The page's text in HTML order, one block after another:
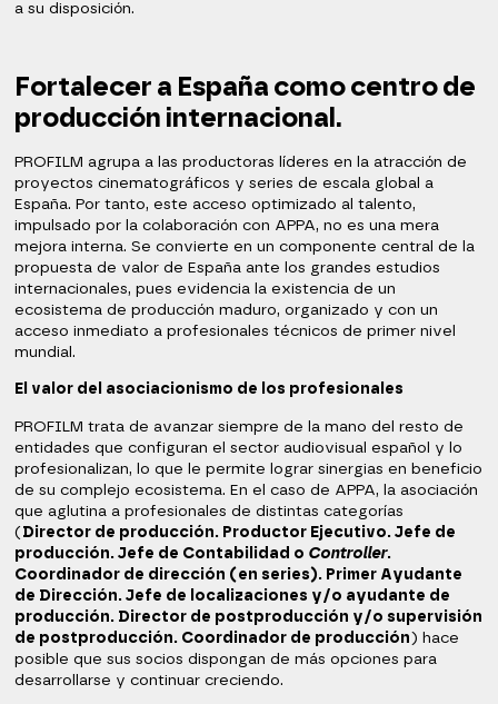
a su disposición.
Fortalecer a España como centro de
producción internacional.
PROFILM agrupa a las productoras líderes en la atracción de
proyectos cinematográficos y series de escala global a
España. Por tanto, este acceso optimizado al talento,
impulsado por la colaboración con APPA, no es una mera
mejora interna. Se convierte en un componente central de la
propuesta de valor de España ante los grandes estudios
internacionales, pues evidencia la existencia de un
ecosistema de producción maduro, organizado y con un
acceso inmediato a profesionales técnicos de primer nivel
mundial.
El valor del asociacionismo de los profesionales
PROFILM trata de avanzar siempre de la mano del resto de
entidades que configuran el sector audiovisual español y lo
profesionalizan, lo que le permite lograr sinergias en beneficio
de su complejo ecosistema. En el caso de APPA, la asociación
que aglutina a profesionales de distintas categorías
( Director de producción. Productor Ejecutivo. Jefe de
producción. Jefe de Contabilidad o Controller.
Coordinador de dirección (en series). Primer Ayudante
de Dirección. Jefe de localizaciones y/o ayudante de
producción. Director de postproducción y/o supervisión
de postproducción. Coordinador de producción) hace
posible que sus socios dispongan de más opciones para
desarrollarse y continuar creciendo.